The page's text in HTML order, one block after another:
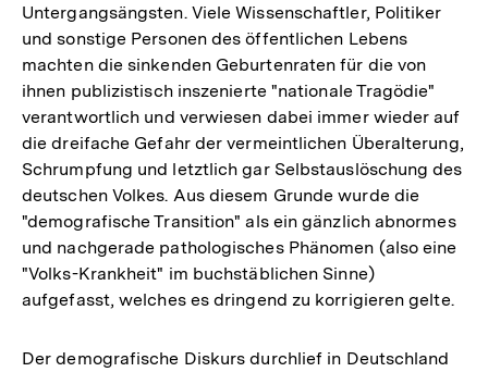
Untergangsängsten. Viele Wissenschaftler, Politiker
und sonstige Personen des öffentlichen Lebens
machten die sinkenden Geburtenraten für die von
ihnen publizistisch inszenierte "nationale Tragödie"
verantwortlich und verwiesen dabei immer wieder auf
die dreifache Gefahr der vermeintlichen Überalterung,
Schrumpfung und letztlich gar Selbstauslöschung des
deutschen Volkes. Aus diesem Grunde wurde die
"demografische Transition" als ein gänzlich abnormes
und nachgerade pathologisches Phänomen (also eine
"Volks-Krankheit" im buchstäblichen Sinne)
aufgefasst, welches es dringend zu korrigieren gelte.
Der demografische Diskurs durchlief in Deutschland